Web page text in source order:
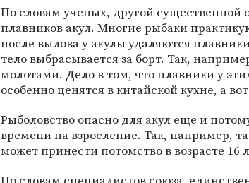
По словам ученых, другой существенной
плавников акул. Многие рыбаки
после вылова у акулы удаляются
тело выбрасывается за борт. Так,
молотами. Дело в том, что плавники у
особенно ценятся в китайской кухне, а
Рыболовство опасно для акул еще и
времени на взросление. Так, например,
может принести потомство в возрасте 16